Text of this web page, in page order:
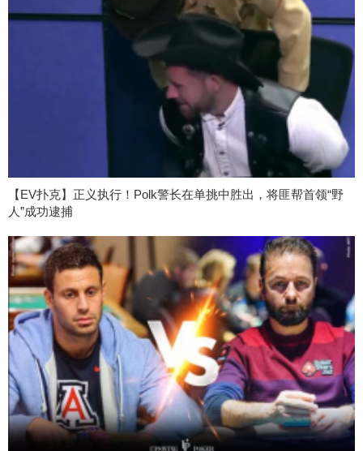
【EV扑克】正义执行！Polk警长在单挑中胜出，将匪帮首领“野
人”成功逮捕